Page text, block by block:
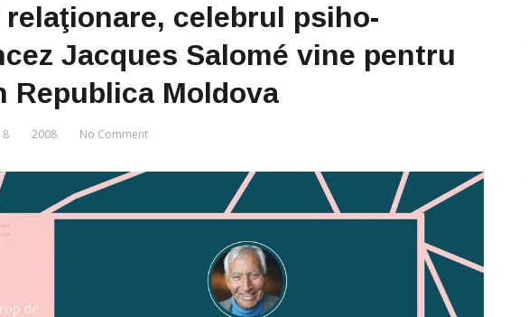
celebrul psiho-
Jacques Salomé vine pentru
Republica Moldova
2008 No Comment